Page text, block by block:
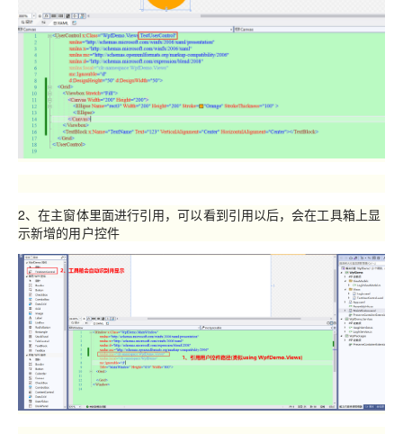
2、在主窗体里面进行引用，可以看到引用以后，会在工具箱上显
示新增的用户控件